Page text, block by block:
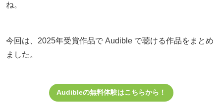
ね。
今回は、2025年受賞作品で Audible で聴ける作品をまとめ
ました。
Audibleの無料体験はこちらから！